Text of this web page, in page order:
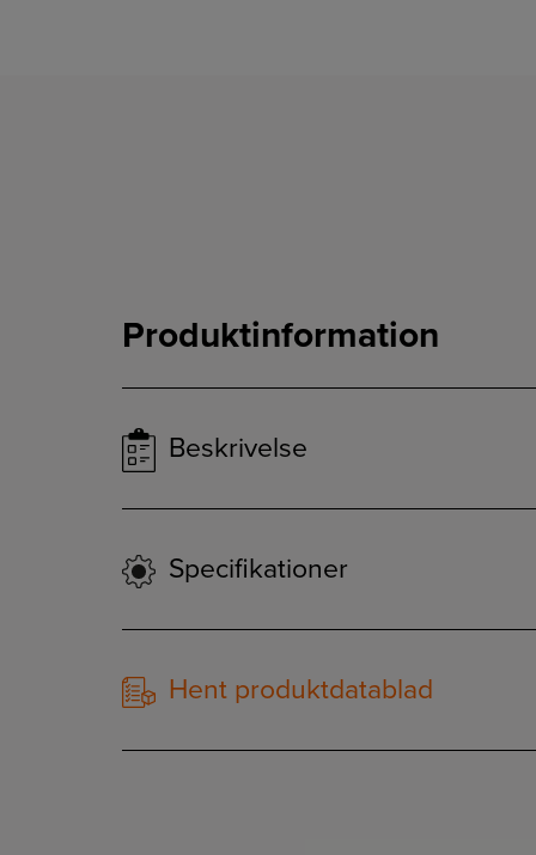
Produktinformation
Beskrivelse
Specifikationer
Hent produktdatablad